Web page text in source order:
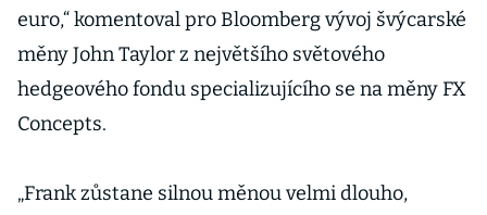
euro,“ komentoval pro Bloomberg vývoj švýcarské
měny John Taylor z největšího světového
hedgeového fondu specializujícího se na měny FX
Concepts.
„Frank zůstane silnou měnou velmi dlouho,